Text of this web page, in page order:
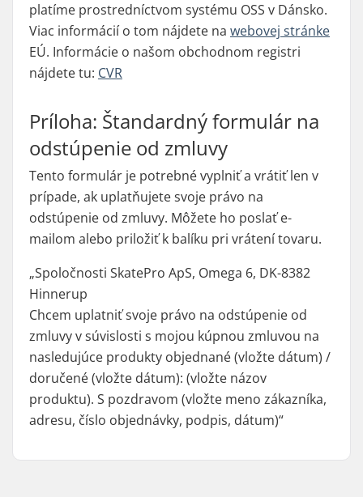
platíme prostredníctvom systému OSS v Dánsko.
Viac informácií o tom nájdete na webovej stránke
EÚ. Informácie o našom obchodnom registri
nájdete tu: CVR
Príloha: Štandardný formulár na
odstúpenie od zmluvy
Tento formulár je potrebné vyplniť a vrátiť len v
prípade, ak uplatňujete svoje právo na
odstúpenie od zmluvy. Môžete ho poslať e-
mailom alebo priložiť k balíku pri vrátení tovaru.
„Spoločnosti SkatePro ApS, Omega 6, DK-8382
Hinnerup
Chcem uplatniť svoje právo na odstúpenie od
zmluvy v súvislosti s mojou kúpnou zmluvou na
nasledujúce produkty objednané (vložte dátum) /
doručené (vložte dátum): (vložte názov
produktu). S pozdravom (vložte meno zákazníka,
adresu, číslo objednávky, podpis, dátum)“